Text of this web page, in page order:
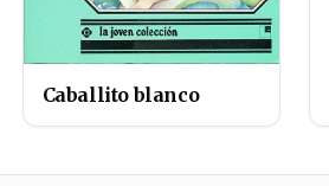
Caballito blanco